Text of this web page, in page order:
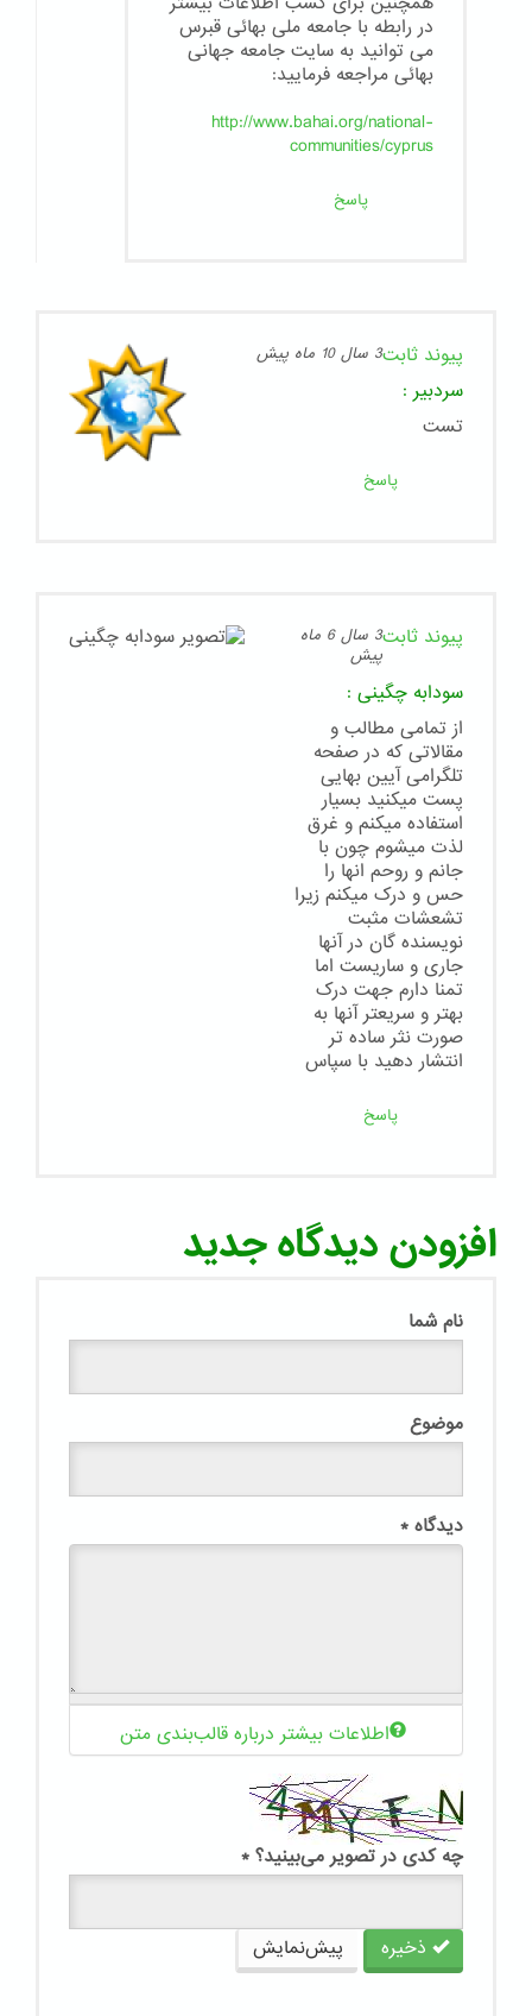
در رابطه با جامعه ملی بهائی قبرس
می توانید به سایت جامعه جهانی
بهائی مراجعه فرمایید:
http://www.bahai.org/national-
communities/cyprus
پاسخ
پیوند ثابت3 سال 10 ماه پیش
سردبیر :
تست
پاسخ
پیوند ثابت
3 سال 6 ماه
پیش
سودابه چگینی :
از تمامی مطالب و
مقالاتی که در صفحه
تلگرامی آیین بهایی
پست میکنید بسیار
استفاده میکنم و غرق
لذت میشوم چون با
جانم و روحم انها را
حس و درک میکنم زیرا
تشعشات مثبت
نویسنده گان در آنها
جاری و ساریست اما
تمنا دارم جهت درک
بهتر و سریعتر آنها به
صورت نثر ساده تر
انتشار دهید با سپاس
پاسخ
افزودن دیدگاه جدید
نام شما
موضوع
دیدگاه *
اطلاعات بیشتر درباره قالب‌بندی متن
چه کدی در تصویر می‌بینید؟ *
ذخیره پیش‌نمایش